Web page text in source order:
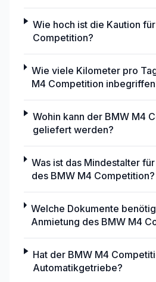
Wie hoch ist die Kaution
Competition?
Wie viele Kilometer pro
M4 Competition
Wohin kann der BMW M4
geliefert werden?
Was ist das Mindestalter
des BMW M4 Competition?
Welche Dokumente
Anmietung des BMW M4
Hat der BMW M4
Automatikgetriebe?